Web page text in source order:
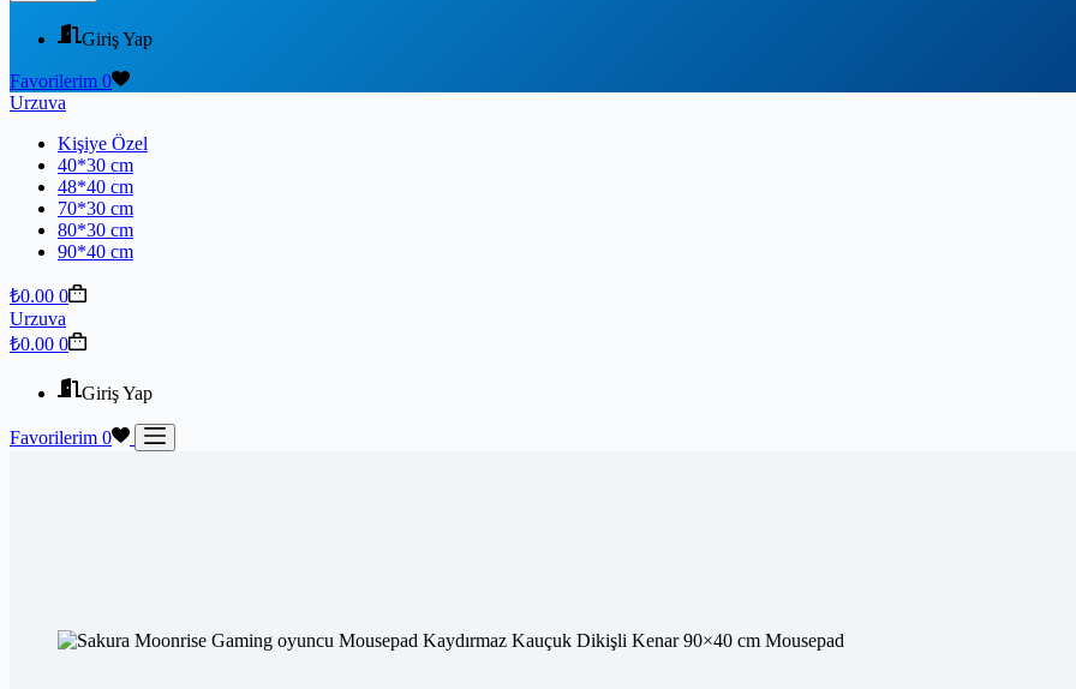
Giriş Yap
Favorilerim 0
Urzuva
Kişiye Özel
40*30 cm
48*40 cm
70*30 cm
80*30 cm
90*40 cm
₺0.00 0
Urzuva
₺0.00 0
Giriş Yap
Favorilerim 0